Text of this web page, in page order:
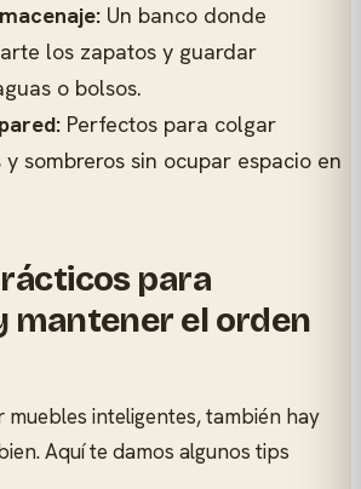
Un banco donde
los zapatos y guardar
o bolsos.
Perfectos para colgar
y sombreros sin ocupar espacio en
para
mantener el orden
muebles inteligentes, también hay
Aquí te damos algunos tips